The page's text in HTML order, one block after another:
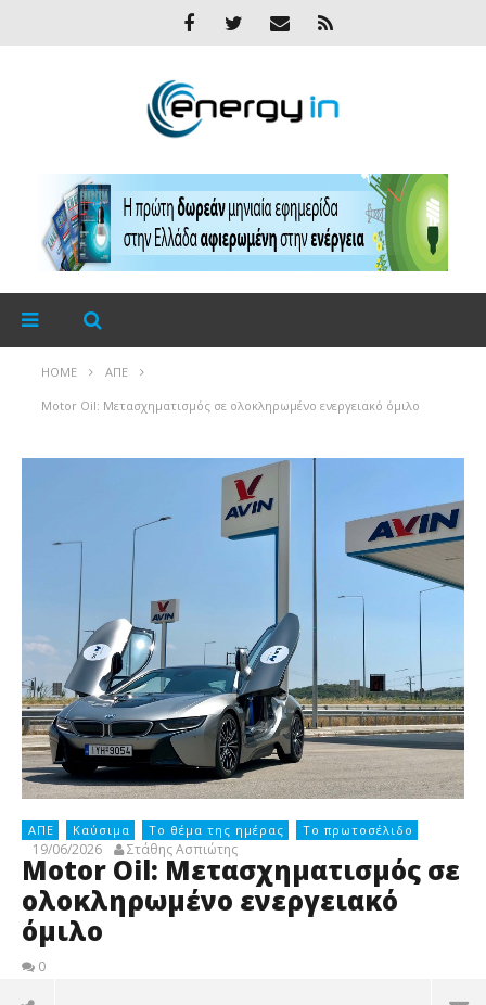
HOME ΑΠΕ
Motor Oil: Μετασχηματισμός σε ολοκληρωμένο ενεργειακό όμιλο
ΑΠΕ Καύσιμα Το θέμα της ημέρας Το πρωτοσέλιδο
19/06/2026 Στάθης Ασπιώτης
Motor Oil: Μετασχηματισμός σε
ολοκληρωμένο ενεργειακό
όμιλο
0